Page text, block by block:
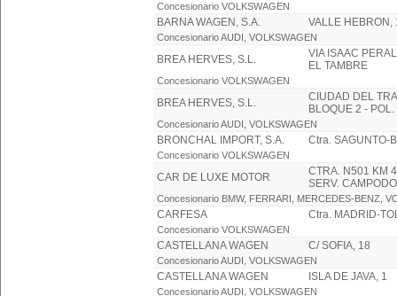
Concesionario VOLKSWAGEN
BARNA WAGEN, S.A. VALLE HEBRON,
Concesionario AUDI, VOLKSWAGEN
BREA HERVES, S.L.
VIA ISAAC
EL TAMBRE
Concesionario VOLKSWAGEN
BREA HERVES, S.L.
CIUDAD DEL
BLOQUE 2 -
Concesionario AUDI, VOLKSWAGEN
BRONCHAL IMPORT, S.A. Ctra. SAGUNTO-
Concesionario VOLKSWAGEN
CAR DE LUXE MOTOR
CTRA. N501 KM
SERV.
Concesionario BMW, FERRARI, MERCEDES-BENZ,
CARFESA Ctra. MADRID-
Concesionario VOLKSWAGEN
CASTELLANA WAGEN C/ SOFIA, 18
Concesionario AUDI, VOLKSWAGEN
CASTELLANA WAGEN ISLA DE JAVA, 1
Concesionario AUDI, VOLKSWAGEN